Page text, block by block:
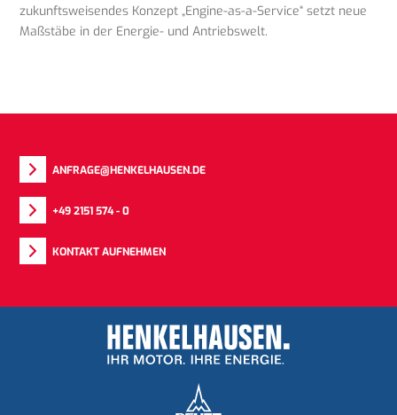
zukunftsweisendes Konzept „Engine-as-a-Service“ setzt neue
Maßstäbe in der Energie- und Antriebswelt.
ANFRAGE@HENKELHAUSEN.DE
+49 2151 574 - 0
KONTAKT AUFNEHMEN